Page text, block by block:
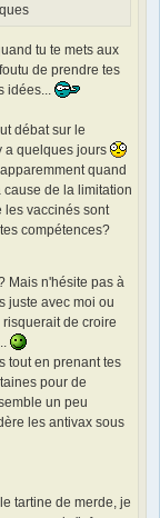
tu te mets aux
de prendre tes
idées...
débat sur le
a quelques jours
quand
de la limitation
les vaccinés sont
compétences?
Mais n'hésite pas à
juste avec moi ou
de croire
tout en prenant tes
pour de
un peu
les antivax sous
tartine de merde, je